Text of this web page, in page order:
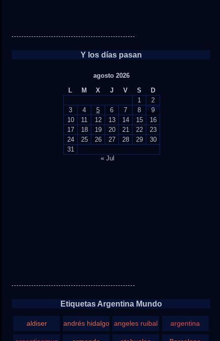
Y los días pasan
agosto 2026
L
M X J V S
D
1
2
3
4 5 6 7 8
9
10
11 12 13 14 15
16
17
18 19 20 21 22
23
24
25 26 27 28 29
30
31
« Jul
Etiquetas Argentina Mundo
aldiser andrés hidalgo angeles ruibal argentina